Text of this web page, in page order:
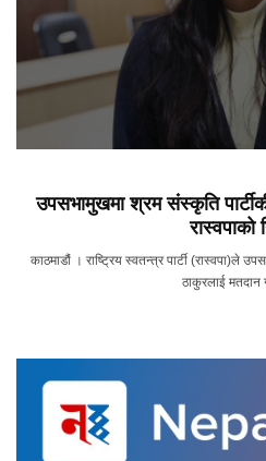
उपसभामुखमा श्रम संस्कृति
रास्वपाको
काठमाडौं । राष्ट्रिय स्वतन्त्र पार्टी (रास्वपा)ले
ठाकुरलाई मतदान